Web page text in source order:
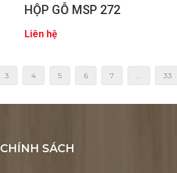
HỘP GỖ MSP 272
Liên hệ
3 4 5 6 7 33
CHÍNH SÁCH